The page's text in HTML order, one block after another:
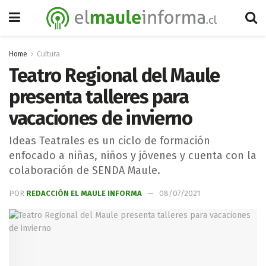
Home Cultura
Teatro Regional del Maule
presenta talleres para
vacaciones de invierno
Ideas Teatrales es un ciclo de formación
enfocado a niñas, niños y jóvenes y cuenta con la
colaboración de SENDA Maule.
POR REDACCIÓN EL MAULE INFORMA 08/07/2021